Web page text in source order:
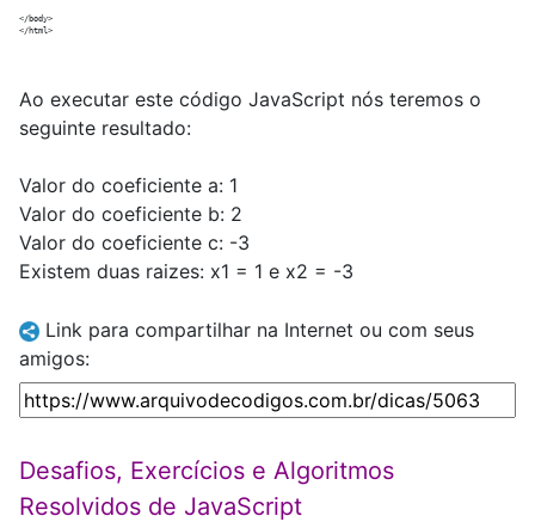
</body>
Ao executar este código JavaScript nós teremos o
seguinte resultado:
Valor do coeficiente a: 1
Valor do coeficiente b: 2
Valor do coeficiente c: -3
Existem duas raizes: x1 = 1 e x2 = -3
Link para compartilhar na Internet ou com seus
amigos:
Desafios, Exercícios e Algoritmos
Resolvidos de JavaScript